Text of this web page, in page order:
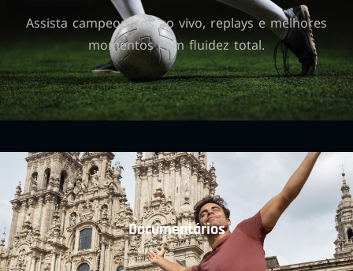
Assista campeonatos ao vivo, replays e melhores
momentos com fluidez total.
Documentários